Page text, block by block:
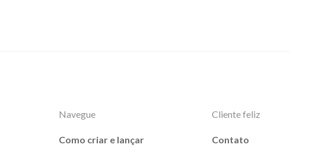
Navegue
Como criar e lançar
Cliente feliz
Contato